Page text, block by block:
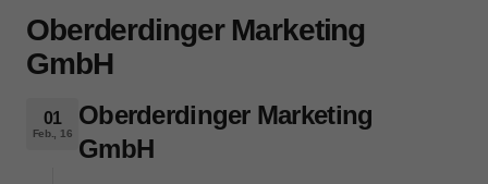
Oberderdinger Marketing
GmbH
01
Feb., 16
Oberderdinger Marketing
GmbH